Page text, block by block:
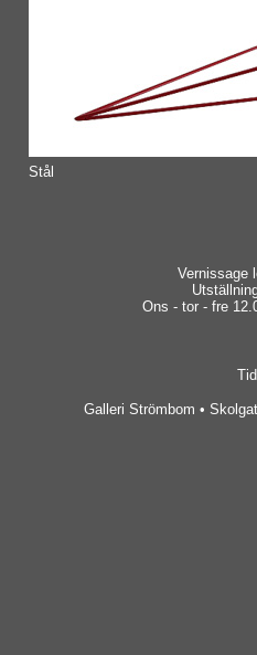
Stål
Vernissage
Ons - tor - fre
Galleri Strömbom •